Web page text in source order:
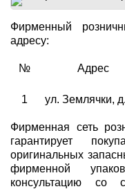
Фирменный
адресу:
№ Адрес
1 ул. Землячки,
Фирменная сеть
гарантирует
оригинальных
фирменной
консультацию со